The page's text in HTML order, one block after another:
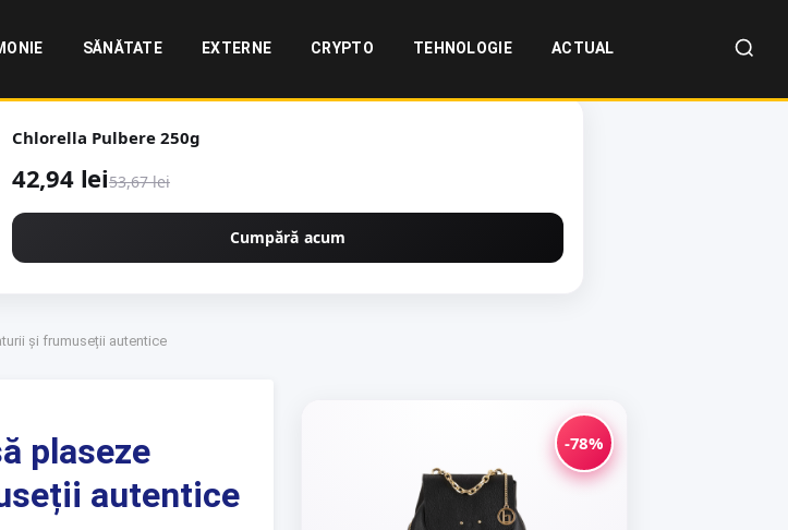
SĂNĂTATE EXTERNE CRYPTO TEHNOLOGIE ACTUAL
Chlorella Pulbere 250g
42,94 lei53,67 lei
Cumpără acum
și frumuseții autentice
plaseze
autentice
-78%